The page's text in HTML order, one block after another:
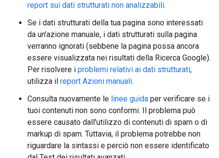
report sui dati strutturati non analizzabili.
Se i dati strutturati della tua pagina sono interessati
da un'azione manuale, i dati strutturati sulla pagina
verranno ignorati (sebbene la pagina possa ancora
essere visualizzata nei risultati della Ricerca Google).
Per risolvere i problemi relativi ai dati strutturati,
utilizza il report Azioni manuali.
Consulta nuovamente le linee guida per verificare se i
tuoi contenuti non sono conformi. Il problema può
essere causato dall'utilizzo di contenuti di spam o di
markup di spam. Tuttavia, il problema potrebbe non
riguardare la sintassi e perciò non essere identificato